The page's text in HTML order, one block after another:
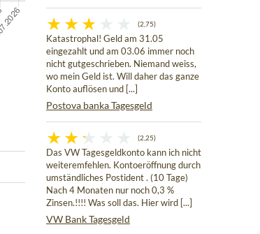
(2,75)
Katastrophal! Geld am 31.05
eingezahlt und am 03.06 immer noch
nicht gutgeschrieben. Niemand weiss,
wo mein Geld ist. Will daher das ganze
Konto auflösen und [...]
Postova banka Tagesgeld
(2,25)
Das VW Tagesgeldkonto kann ich nicht
weiteremfehlen. Kontoeröffnung durch
umständliches Postident . (10 Tage)
Nach 4 Monaten nur noch 0,3 %
Zinsen.!!!! Was soll das. Hier wird [...]
VW Bank Tagesgeld